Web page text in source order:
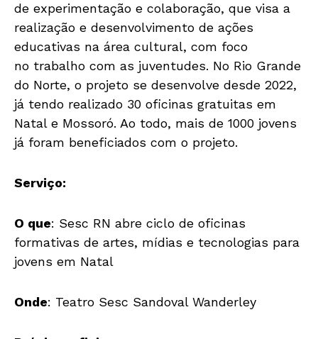
de experimentação e colaboração, que visa a
realização e desenvolvimento de ações
educativas na área cultural, com foco
no trabalho com as juventudes. No Rio Grande
do Norte, o projeto se desenvolve desde 2022,
já tendo realizado 30 oficinas gratuitas em
Natal e Mossoró. Ao todo, mais de 1000 jovens
já foram beneficiados com o projeto.
Serviço:
O que: Sesc RN abre ciclo de oficinas
formativas de artes, mídias e tecnologias para
jovens em Natal
Onde: Teatro Sesc Sandoval Wanderley